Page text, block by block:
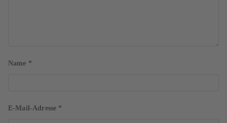
Name *
E-Mail-Adresse *